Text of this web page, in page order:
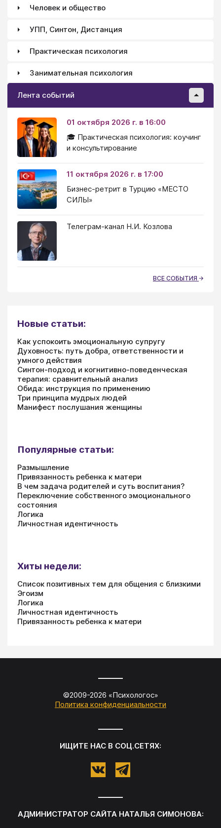
Человек и общество
УПП, Синтон, Дистанция
Практическая психология
Занимательная психология
Лента событий
01 октября 2026 г. в 16:00
🎓 Практическая психология: коучинг
и консультирование
11 октября 2026 г. в 17:00
Бизнес-ретрит в Турцию «МЕСТО
СИЛЫ»
Телеграм-канал Н.И. Козлова
ВСЕ СОБЫТИЯ
Новые статьи:
Как успокоить эмоциональную супругу
Духовность: путь добра, ответственности и
умного действия
Синтон-подход и когнитивно-поведенческая
терапия: сравнительный анализ
Обида: инструкция по применению
Три принципа мудрых людей
Манифест послушания женщины
Популярные статьи:
Размышление
Привязанность ребенка к матери
В чем задача родителей и суть воспитания?
Переключение собственного эмоционального
состояния
Логика
Личностная идентичность
Хиты недели:
Список позитивных тем для общения с близкими
Эгоизм
Логика
Личностная идентичность
Привязанность ребенка к матери
©2009-2026 «Психологос»
Политика конфиденциальности
ИЩИТЕ НАС В СОЦ.СЕТЯХ:
АДМИНИСТРАТОР САЙТА НАТАЛЬЯ СИМОНОВА: